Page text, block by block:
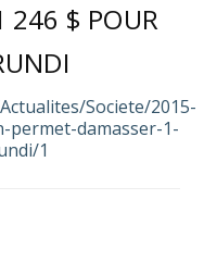
246 $ POUR
Societe/2015-
permet-damasser-1-
1